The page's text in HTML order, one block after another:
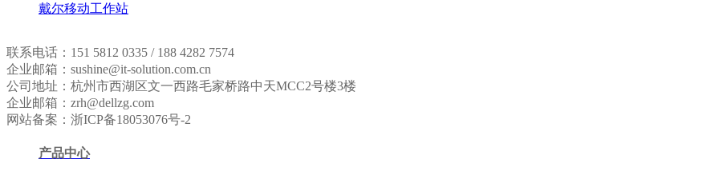
戴尔移动工作站
联系电话：151 5812 0335 / 188 4282 7574
企业邮箱：sushine@it-solution.com.cn
公司地址：杭州市西湖区文一西路毛家桥路中天MCC2号楼3楼
企业邮箱：zrh@dellzg.com
网站备案：浙ICP备18053076号-2
产品中心